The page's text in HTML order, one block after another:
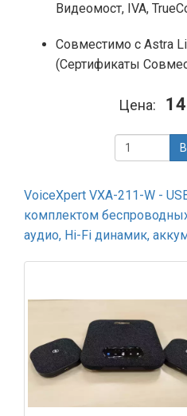
Видеомост, IVA,
Совместимо с Astra
(Сертификаты
Цена:
VoiceXpert VXA-211-W -
комплектом
аудио, Hi-Fi динамик,